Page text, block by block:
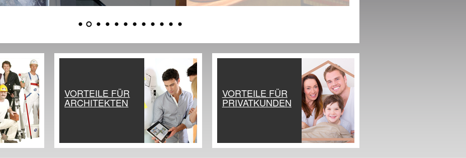
VORTEILE FÜR
ARCHITEKTEN
VORTEILE FÜR
PRIVATKUNDEN